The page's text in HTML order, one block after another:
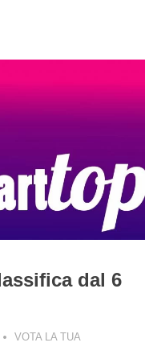
dal 6
VOTA LA TUA